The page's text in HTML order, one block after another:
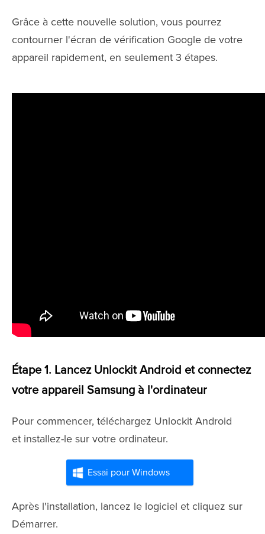
Grâce à cette nouvelle solution, vous pourrez
contourner l'écran de vérification Google de votre
appareil rapidement, en seulement 3 étapes.
Étape 1. Lancez Unlockit Android et connectez
votre appareil Samsung à l'ordinateur
Pour commencer, téléchargez Unlockit Android
et installez-le sur votre ordinateur.
Essai pour Windows
Après l'installation, lancez le logiciel et cliquez sur
Démarrer.